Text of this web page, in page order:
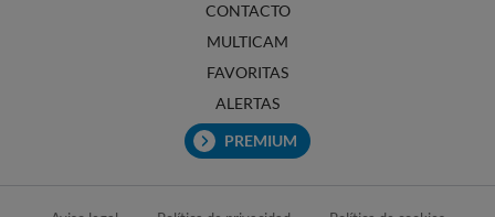
CONTACTO
MULTICAM
FAVORITAS
ALERTAS
PREMIUM